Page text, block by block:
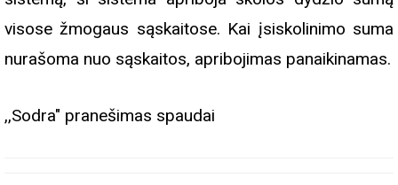
visose žmogaus sąskaitose. Kai įsiskolinimo suma
nurašoma nuo sąskaitos, apribojimas panaikinamas.
,,Sodra" pranešimas spaudai